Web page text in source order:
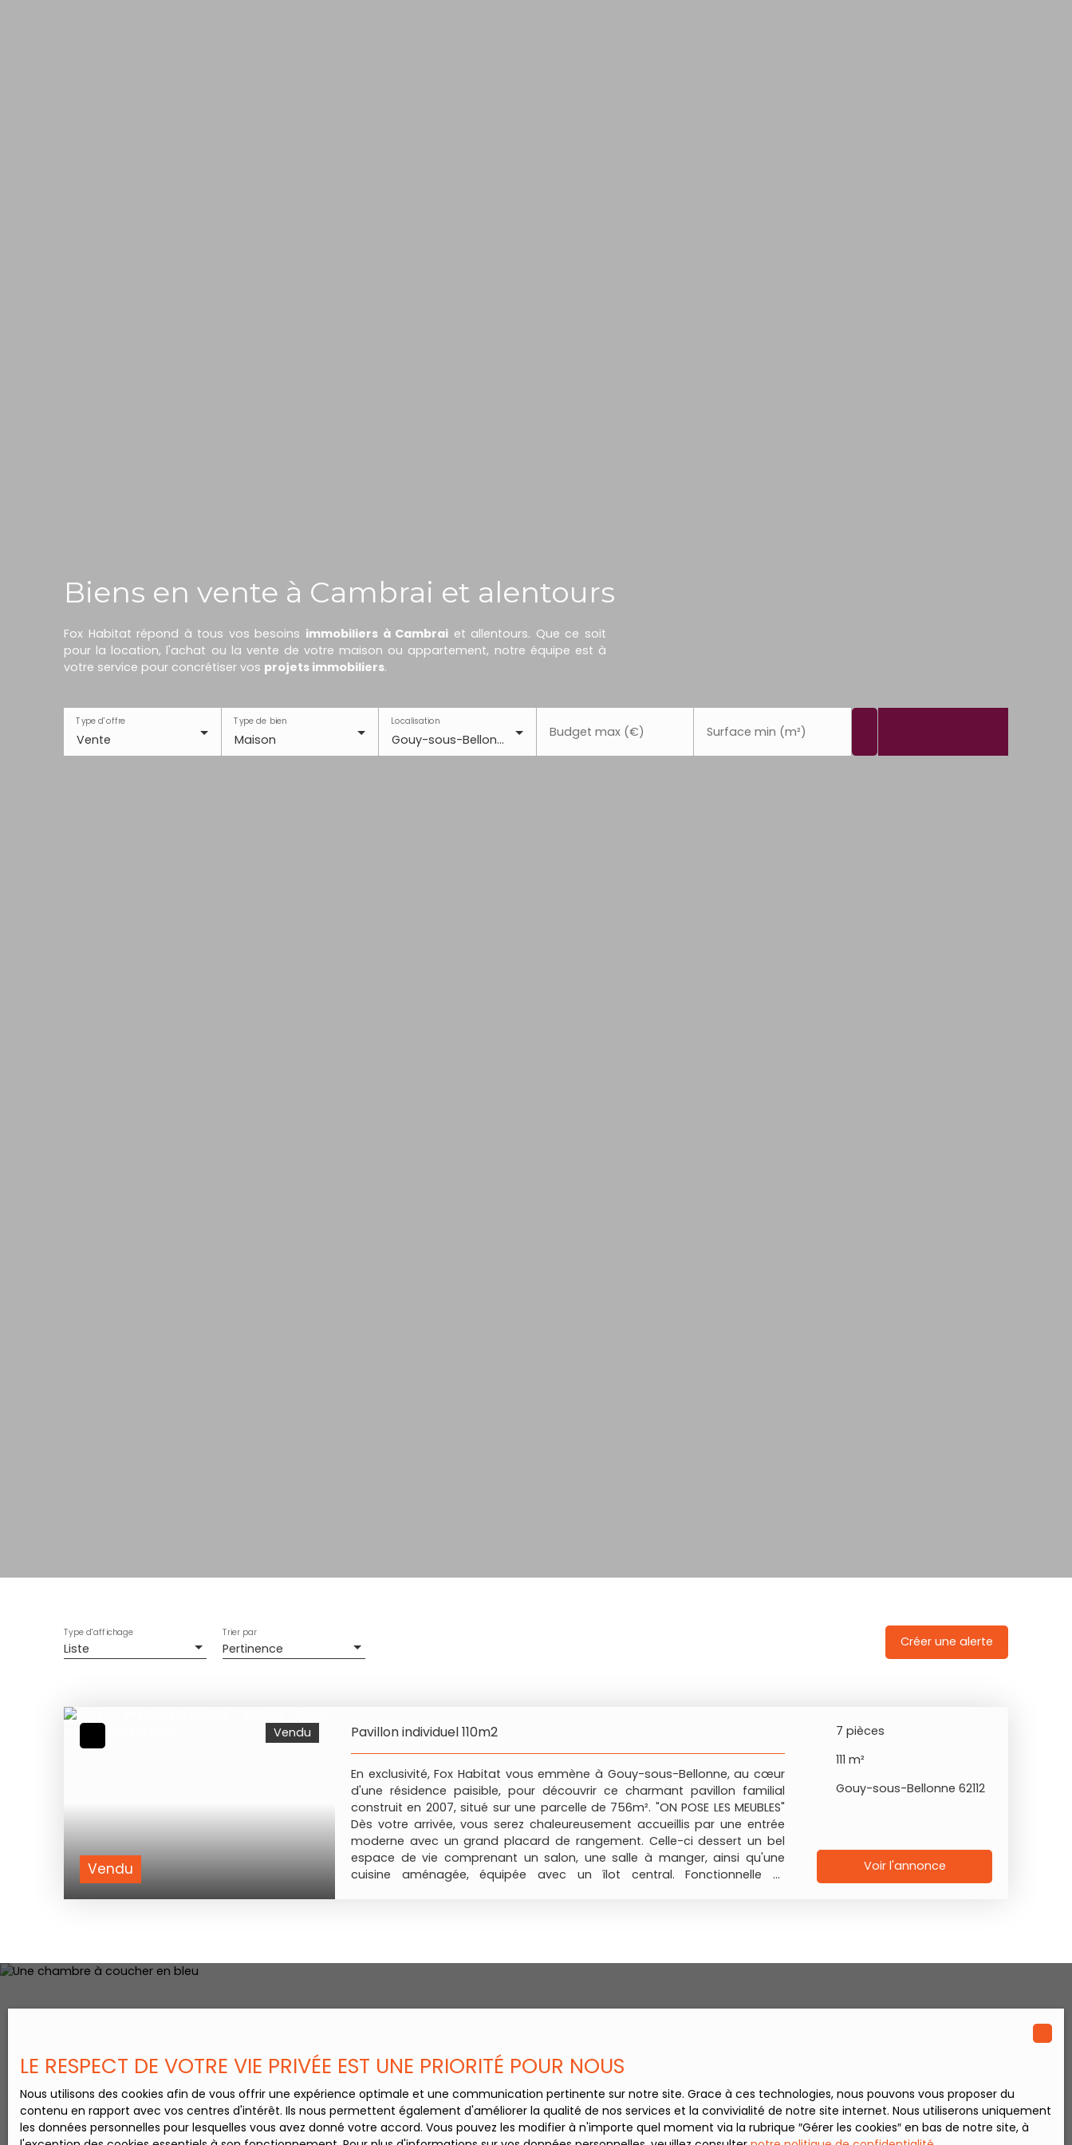
Biens en vente à Cambrai et alentours
Fox Habitat répond à tous vos besoins immobiliers à Cambrai et allentours. Que ce soit
pour la location, l'achat ou la vente de votre maison ou appartement, notre équipe est à
votre service pour concrétiser vos projets immobiliers.
Vente
Type d'offre
Maison
Type de bien
Gouy-sous-Bellonne (62112)
Localisation
Budget max (€) Surface min (m²)
Liste
Type d'affichage
Pertinence
Trier par
Créer une alerte
Vendu
Vendu Pavillon individuel 110m2
En exclusivité, Fox Habitat vous emmène à Gouy-sous-Bellonne, au cœur
d'une résidence paisible, pour découvrir ce charmant pavillon familial
construit en 2007, situé sur une parcelle de 756m². "ON POSE LES MEUBLES"
Dès votre arrivée, vous serez chaleureusement accueillis par une entrée
moderne avec un grand placard de rangement. Celle-ci dessert un bel
espace de vie comprenant un salon, une salle à manger, ainsi qu'une
cuisine aménagée, équipée avec un îlot central. Fonctionnelle et
avec douche moderne et lumineuse, ainsi qu'un wc séparé. Les extérieurs
deux cabanes de jardins pour le stockage. Les équipements comprennent
une construction en brique, une VMC sur toute la maison, des menuiseries
en double vitrage PVC avec volet électriques. Le chauffage s'effectue
grâce à un poêle à bois, avec des radiateurs électriques et la
climatisation réversible dans toutes les chambres de l'étage, garantissant
7 pièces
111 m²
Gouy-sous-Bellonne 62112
Voir l'annonce
LE RESPECT DE VOTRE VIE PRIVÉE EST UNE PRIORITÉ POUR NOUS
Nous utilisons des cookies afin de vous offrir une expérience optimale et une communication pertinente sur notre site. Grace à ces technologies, nous pouvons vous proposer du
contenu en rapport avec vos centres d'intérêt. Ils nous permettent également d'améliorer la qualité de nos services et la convivialité de notre site internet. Nous utiliserons uniquement
les données personnelles pour lesquelles vous avez donné votre accord. Vous pouvez les modifier à n'importe quel moment via la rubrique ″Gérer les cookies″ en bas de notre site, à